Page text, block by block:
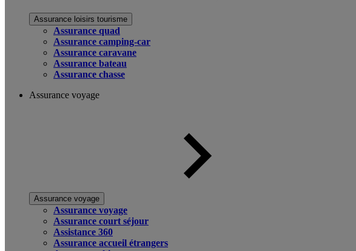
Assurance loisirs tourisme
Assurance quad
Assurance camping-car
Assurance caravane
Assurance bateau
Assurance chasse
Assurance voyage
Assurance voyage
Assurance voyage
Assurance court séjour
Assistance 360
Assurance accueil étrangers